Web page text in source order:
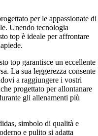
per le appassionate di
Unendo tecnologia
top è ideale per affrontare
top garantisce un eccellente
La sua leggerezza consente
a raggiungere i vostri
progettato per allontanare
gli allenamenti più
simbolo di qualità e
e pulito si adatta